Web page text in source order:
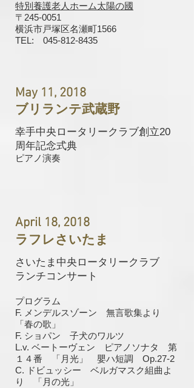
特別養護老人ホーム太陽の國
〒245-0051
横浜市戸塚区名瀬町1566
TEL: 045-812-8435
May 11, 2018
ブリランテ武蔵野
幸手中央ロータリークラブ創立20
周年記念式典
​ピアノ演奏
April 18, 2018
ラフレさいたま
さいたま中央ロータリークラブ
ランチコンサート
プログラム
F. メンデルスゾーン 無言歌集より
「春の歌」
F. ショパン 子犬のワルツ
L.v. ベートーヴェン ピアノソナタ 第
１４番 「月光」 嬰ハ短調 Op.27-2
C. ドビュッシー ベルガマスク組曲よ
り 「月の光」